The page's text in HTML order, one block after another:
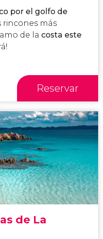
por el golfo de
rincones más
de la costa este
Reservar
de La